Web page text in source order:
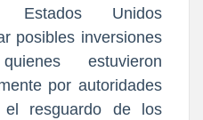
Estados Unidos
posibles inversiones
estuvieron
por autoridades
el resguardo de los